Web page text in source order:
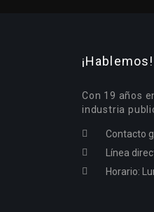
¡Hablemos!
Con 19 años
industria
Contacto
Línea
Horario: